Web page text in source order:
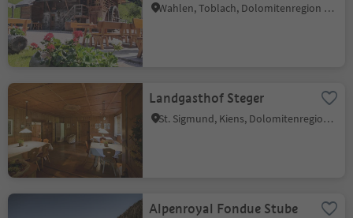
Wahlen, Toblach, Dolomitenregion 3 Zinnen
Landgasthof Steger
St. Sigmund, Kiens, Dolomitenregion Kronplatz
Alpenroyal Fondue Stube